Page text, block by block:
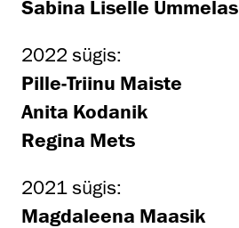
Sabina Liselle Ummelas
2022 sügis:
Pille-Triinu Maiste
Anita Kodanik
Regina Mets
2021 sügis:
Magdaleena Maasik